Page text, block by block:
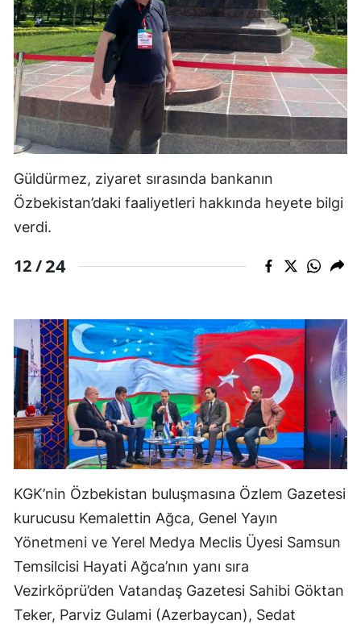
Güldürmez, ziyaret sırasında bankanın
Özbekistan’daki faaliyetleri hakkında heyete bilgi
verdi.
12 /24
KGK’nin Özbekistan buluşmasına Özlem Gazetesi
kurucusu Kemalettin Ağca, Genel Yayın
Yönetmeni ve Yerel Medya Meclis Üyesi Samsun
Temsilcisi Hayati Ağca’nın yanı sıra
Vezirköprü’den Vatandaş Gazetesi Sahibi Göktan
Teker, Parviz Gulami (Azerbaycan), Sedat